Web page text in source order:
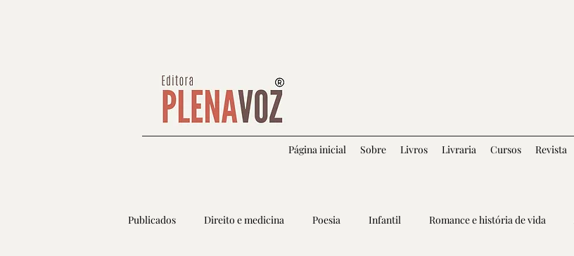
Página inicial Sobre Livros Livraria Cursos Revista
Publicados Direito e medicina Poesia Infantil Romance e história de vida